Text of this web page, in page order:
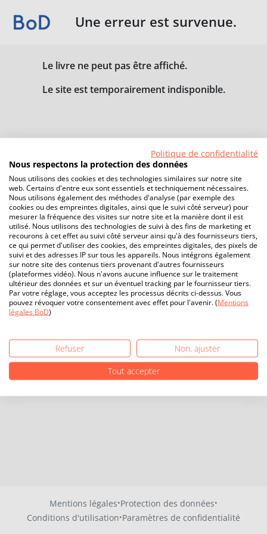
Une erreur est survenue.
Le livre ne peut pas être affiché.
Le site est temporairement indisponible.
Mentions légales·Protection des données·
Conditions d'utilisation·Paramètres de confidentialité
Politique de confidentialité
Nous respectons la protection des données
Nous utilisons des cookies et des technologies similaires sur notre site
web. Certains d'entre eux sont essentiels et techniquement nécessaires.
Nous utilisons également des méthodes d'analyse (par exemple des
cookies ou des empreintes digitales, ainsi que le suivi côté serveur) pour
mesurer la fréquence des visites sur notre site et la manière dont il est
utilisé. Nous utilisons des technologies de suivi à des fins de marketing et
recourons à cet effet au suivi côté serveur ainsi qu'à des fournisseurs tiers,
ce qui permet d'utiliser des cookies, des empreintes digitales, des pixels de
suivi et des adresses IP sur tous les appareils. Nous intégrons également
sur notre site des contenus tiers provenant d'autres fournisseurs
(plateformes vidéo). Nous n'avons aucune influence sur le traitement
ultérieur des données et sur un éventuel tracking par le fournisseur tiers.
Par votre réglage, vous acceptez les processus décrits ci-dessus. Vous
pouvez révoquer votre consentement avec effet pour l'avenir. (Mentions
légales BoD)
Refuser
Non, ajuster
Tout accepter